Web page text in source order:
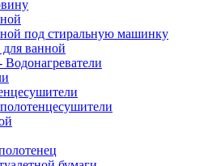
под стиральную машинку
ванной